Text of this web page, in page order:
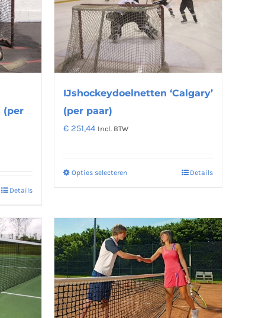
Deze
optie
kan
gekozen
worden
op
productpagina
(per
Details
IJshockeydoelnetten ‘Calgary’
(per paar)
€ 251,44 Incl. BTW
Opties selecterenDit
meerdere
variaties.
Deze
optie
kan
gekozen
Details